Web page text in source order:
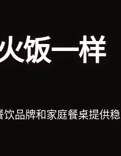
饭一样
品牌和家庭餐桌提供稳